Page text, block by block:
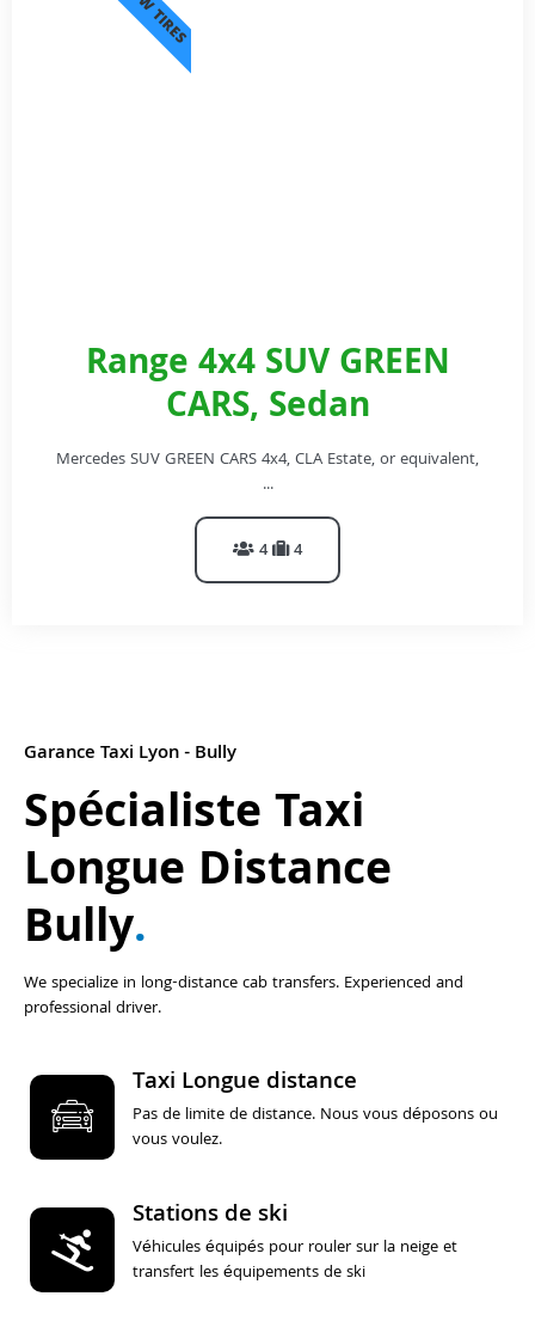
Range 4x4 SUV GREEN
CARS, Sedan
Mercedes SUV GREEN CARS 4x4, CLA Estate, or equivalent,
...
4 4
Garance Taxi Lyon - Bully
Spécialiste Taxi
Longue Distance
Bully.
We specialize in long-distance cab transfers. Experienced and
professional driver.
Taxi Longue distance
Pas de limite de distance. Nous vous déposons ou
vous voulez.
Stations de ski
Véhicules équipés pour rouler sur la neige et
transfert les équipements de ski